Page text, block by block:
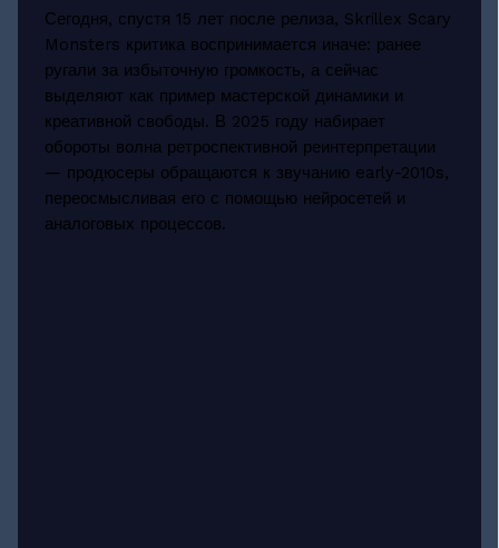
Сегодня, спустя 15 лет после релиза, Skrillex Scary
Monsters критика воспринимается иначе: ранее
ругали за избыточную громкость, а сейчас
выделяют как пример мастерской динамики и
креативной свободы. В 2025 году набирает
обороты волна ретроспективной реинтерпретации
— продюсеры обращаются к звучанию early-2010s,
переосмысливая его с помощью нейросетей и
аналоговых процессов.